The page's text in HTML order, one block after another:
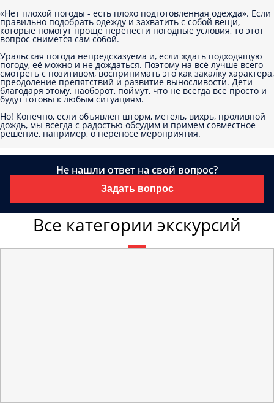
«Нет плохой погоды - есть плохо подготовленная одежда». Если
правильно подобрать одежду и захватить с собой вещи,
которые помогут проще перенести погодные условия, то этот
вопрос снимется сам собой.
Уральская погода непредсказуема и, если ждать подходящую
погоду, её можно и не дождаться. Поэтому на всё лучше всего
смотреть с позитивом, воспринимать это как закалку характера,
преодоление препятствий и развитие выносливости. Дети
благодаря этому, наоборот, поймут, что не всегда всё просто и
будут готовы к любым ситуациям.
Но! Конечно, если объявлен шторм, метель, вихрь, проливной
дождь, мы всегда с радостью обсудим и примем совместное
решение, например, о переносе мероприятия.
Не нашли ответ на свой вопрос?
Задать вопрос
Все категории экскурсий